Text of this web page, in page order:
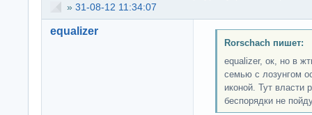
» 31-08-12 11:34:07
equalizer
Rorschach пишет:
equalizer, ок, но в
семью с лозунгом
иконой. Тут власти
беспорядки не